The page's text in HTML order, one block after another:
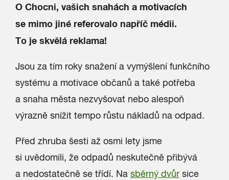
O Chocni, vašich snahách a motivacích
se mimo jiné referovalo napříč médii.
To je skvělá reklama!
Jsou za tím roky snažení a vymýšlení funkčního
systému a motivace občanů a také potřeba
a snaha města nezvyšovat nebo alespoň
výrazně snížit tempo růstu nákladů na odpad.
Před zhruba šesti až osmi lety jsme
si uvědomili, že odpadů neskutečně přibývá
a nedostatečně se třídí. Na sběrný dvůr sice